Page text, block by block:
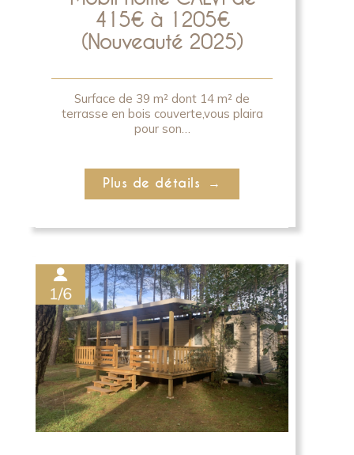
415€ à 1205€
(Nouveauté 2025)
Surface de 39 m² dont 14 m² de
terrasse en bois couverte,vous plaira
pour son…
Plus de détails